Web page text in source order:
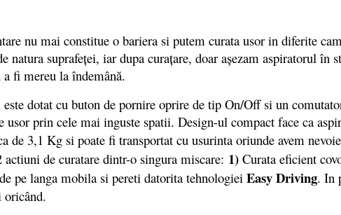
nu mai constitue o bariera si putem curata usor in diferite
suprafeţei, iar dupa curaţare, doar aşezam aspiratorul în
fi mereu la îndemână.
dotat cu buton de pornire oprire de tip On/Off si un
prin cele mai inguste spatii. Design-ul compact face ca
de 3,1 Kg si poate fi transportat cu usurinta oriunde avem
de curatare dintr-o singura miscare: 1) Curata eficient
pe langa mobila si pereti datorita tehnologiei Easy Driving. In
oricând.